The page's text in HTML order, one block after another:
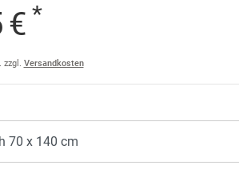
€ *
zzgl. Versandkosten